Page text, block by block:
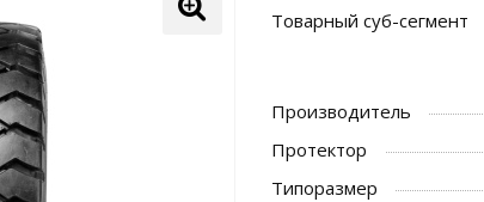
Товарный суб-сегмент
Производитель
Протектор
Типоразмер